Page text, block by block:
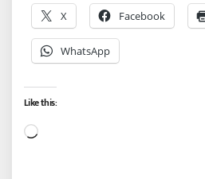
X Facebook
WhatsApp
Like this:
Loading…